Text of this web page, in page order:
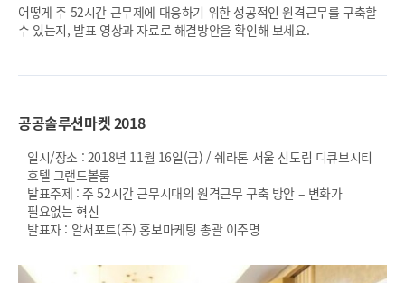
어떻게 주 52시간 근무제에 대응하기 위한 성공적인 원격근무를 구축할
수 있는지, 발표 영상과 자료로 해결방안을 확인해 보세요.
공공솔루션마켓 2018
일시/장소 : 2018년 11월 16일(금) / 쉐라톤 서울 신도림 디큐브시티
호텔 그랜드볼룸
발표주제 : 주 52시간 근무시대의 원격근무 구축 방안 – 변화가
필요없는 혁신
발표자 : 알서포트(주) 홍보마케팅 총괄 이주명